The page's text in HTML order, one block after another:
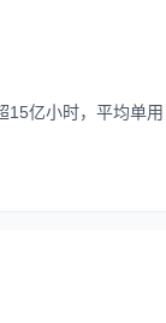
15亿小时，平均单用